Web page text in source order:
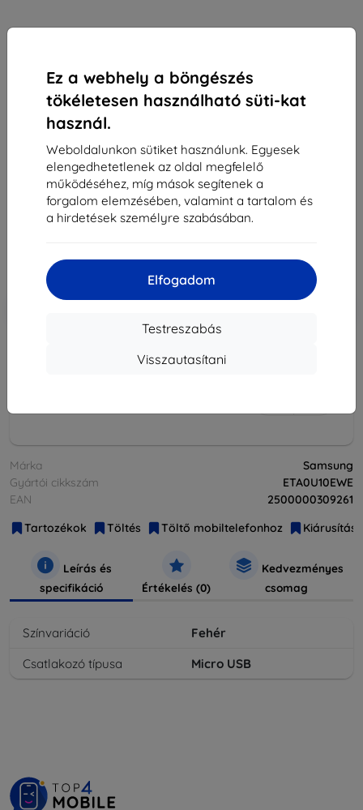
Ez a webhely a böngészés
tökéletesen használható süti-kat
használ.
Weboldalunkon sütiket használunk. Egyesek
elengedhetetlenek az oldal megfelelő
működéséhez, míg mások segítenek a
forgalom elemzésében, valamint a tartalom és
a hirdetések személyre szabásában.
Elfogadom
Testreszabás
Visszautasítani
Töltő Samsung cestovná nabíjačka, 1A, biela
4 090 Ft
Ár ÁFA nelkül
Márka
Samsung
Gyártói cikkszám
ETA0U10EWE
EAN
2500000309261
Tartozékok
Töltés Töltő mobiltelefonhoz Kiárusítás
Leírás és
specifikáció
Értékelés (0)
Kedvezményes
csomag
Színvariáció
Fehér
Csatlakozó típusa
Micro USB